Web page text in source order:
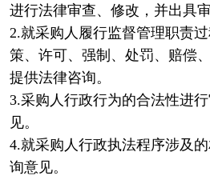
进行法律审查、修改，并出具审
2.就采购人履行监督管理职责
策、许可、强制、处罚、赔偿
提供法律咨询。
3.采购人行政行为的合法性进
见。
4.就采购人行政执法程序涉及
询意见。